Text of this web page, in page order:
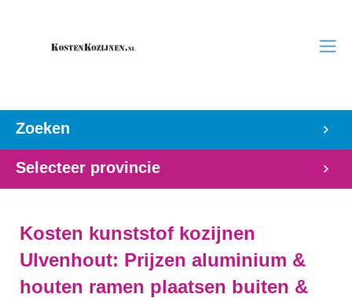
Zoeken
Selecteer provincie
Kosten kunststof kozijnen
Ulvenhout: Prijzen aluminium &
houten ramen plaatsen buiten &